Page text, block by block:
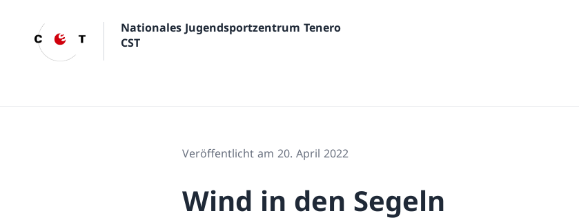
Nationales Jugendsportzentrum Tenero
CST
Veröffentlicht am 20. April 2022
Wind in den Segeln